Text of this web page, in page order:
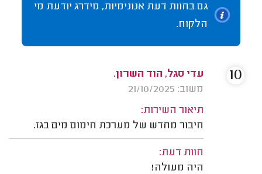
גם בחוות דעת אנונימיות, מידרג יודעת מי
הלקוח.
עדי סגל, הוד השרון.
משוב: 21/10/2025
תיאור השירות:
חיבור מחדש של מערכת חימום מים בגז.
חוות דעת:
היה מעולה!
10